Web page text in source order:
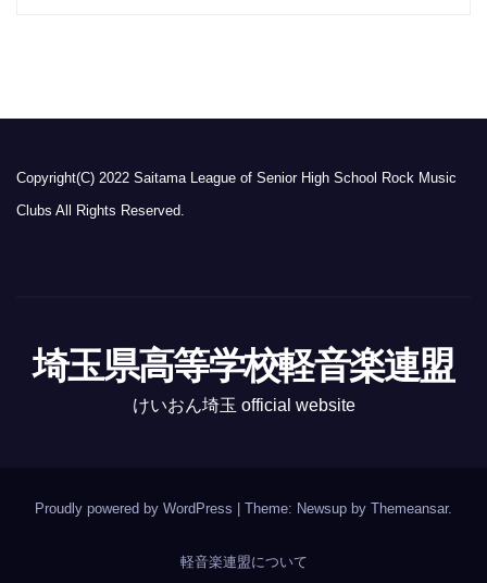
Copyright(C) 2022 Saitama League of Senior High School Rock Music
Clubs All Rights Reserved.
埼玉県高等学校軽音楽連盟
けいおん埼玉 official website
Proudly powered by WordPress Theme: Newsup by Themeansar.
軽音楽連盟について